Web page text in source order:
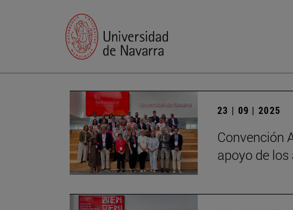
23 | 09 | 2025
Convención
apoyo de